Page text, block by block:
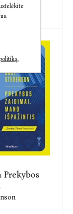
Prekybos